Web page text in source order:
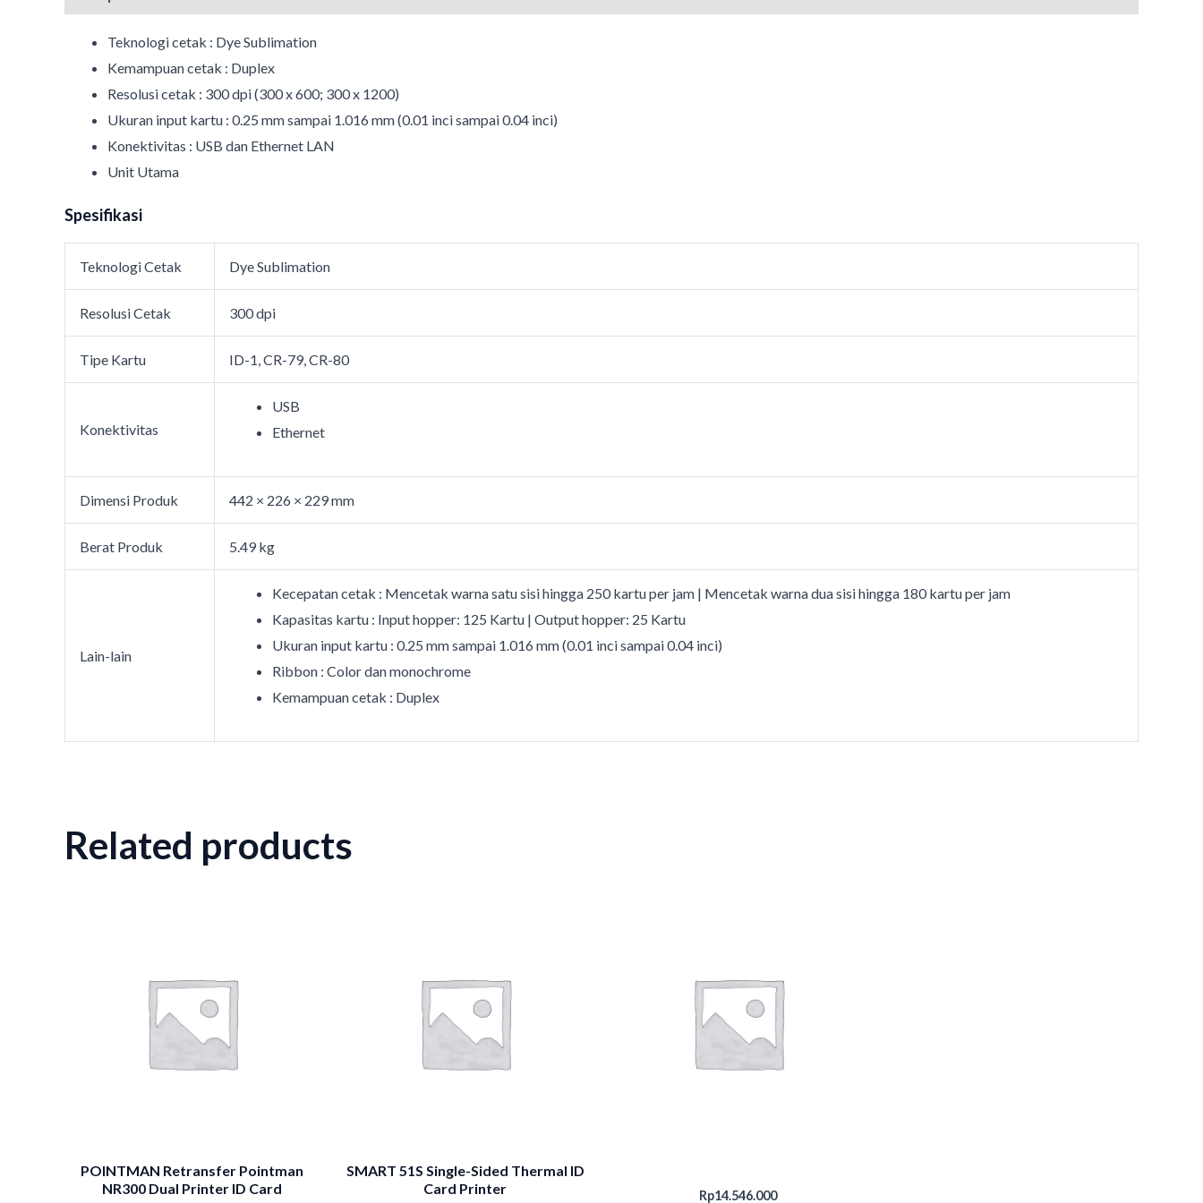
Teknologi cetak : Dye Sublimation
Kemampuan cetak : Duplex
Resolusi cetak : 300 dpi (300 x 600; 300 x 1200)
Ukuran input kartu : 0.25 mm sampai 1.016 mm (0.01 inci sampai 0.04 inci)
Konektivitas : USB dan Ethernet LAN
Unit Utama
Spesifikasi
Teknologi Cetak Dye Sublimation
Resolusi Cetak 300 dpi
Tipe Kartu ID-1, CR-79, CR-80
Konektivitas
USB
Ethernet
Dimensi Produk 442 × 226 × 229 mm
Berat Produk 5.49 kg
Lain-lain
Kecepatan cetak : Mencetak warna satu sisi hingga 250 kartu per jam | Mencetak warna dua sisi hingga 180 kartu per jam
Kapasitas kartu : Input hopper: 125 Kartu | Output hopper: 25 Kartu
Ukuran input kartu : 0.25 mm sampai 1.016 mm (0.01 inci sampai 0.04 inci)
Ribbon : Color dan monochrome
Kemampuan cetak : Duplex
Related products
POINTMAN Retransfer Pointman
NR300 Dual Printer ID Card
SMART 51S Single-Sided Thermal ID
Card Printer
Rp14.546.000